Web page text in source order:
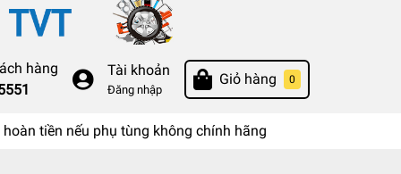
hàng
Tài khoản
Đăng nhập
Giỏ hàng 0
tiền nếu phụ tùng không chính hãng